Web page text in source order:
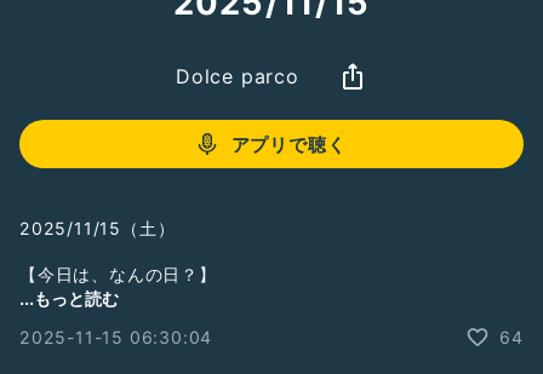
Dolce parco
アプリで聴く
2025/11/15（土）
【今日は、なんの日？】
ね？
...もっと読む
2025-11-15 06:30:04
64